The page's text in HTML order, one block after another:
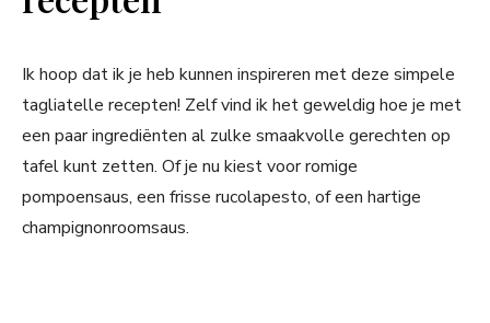
Ik hoop dat ik je heb kunnen inspireren met deze simpele
tagliatelle recepten! Zelf vind ik het geweldig hoe je met
een paar ingrediënten al zulke smaakvolle gerechten op
tafel kunt zetten. Of je nu kiest voor romige
pompoensaus, een frisse rucolapesto, of een hartige
champignonroomsaus.